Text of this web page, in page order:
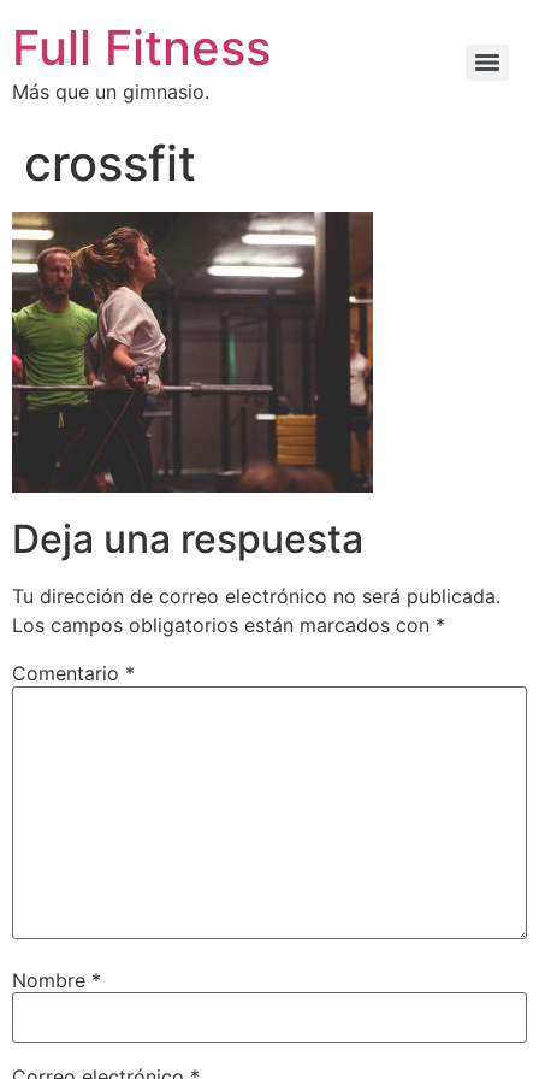
Full Fitness
Más que un gimnasio.
crossfit
Deja una respuesta
Tu dirección de correo electrónico no será publicada.
Los campos obligatorios están marcados con *
Comentario *
Nombre *